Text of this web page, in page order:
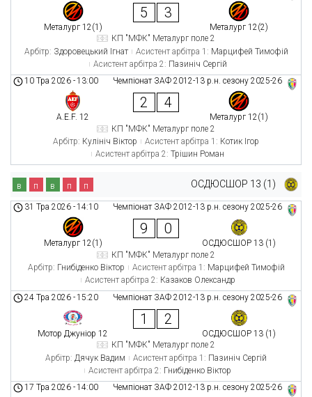
Металург 12(1)
5 3
Металург 12(2)
КП "МФК" Металург поле 2
Арбітр: Здоровецький Ігнат Асистент арбітра 1: Марцифей Тимофій
Асистент арбітра 2: Пазиніч Сергій
Чемпіонат ЗАФ 2012-13 р.н. сезону 2025-26
10 Тра 2026 -13:00
A.E.F. 12
2 4
Металург 12(1)
КП "МФК" Металург поле 2
Арбітр: Кулініч Віктор Асистент арбітра 1: Котик Ігор
Асистент арбітра 2: Трішин Роман
ОСДЮСШОР 13 (1)
в п в п п
Чемпіонат ЗАФ 2012-13 р.н. сезону 2025-26
31 Тра 2026 -14:10
Металург 12(1)
9 0
ОСДЮСШОР 13 (1)
КП "МФК" Металург поле 2
Арбітр: Гнибіденко Віктор Асистент арбітра 1: Марцифей Тимофій
Асистент арбітра 2: Казаков Олександр
Чемпіонат ЗАФ 2012-13 р.н. сезону 2025-26
24 Тра 2026 -15:20
Мотор Джуніор 12
1 2
ОСДЮСШОР 13 (1)
КП "МФК" Металург поле 2
Арбітр: Дячук Вадим Асистент арбітра 1: Пазиніч Сергій
Асистент арбітра 2: Гнибіденко Віктор
Чемпіонат ЗАФ 2012-13 р.н. сезону 2025-26
17 Тра 2026 -14:00